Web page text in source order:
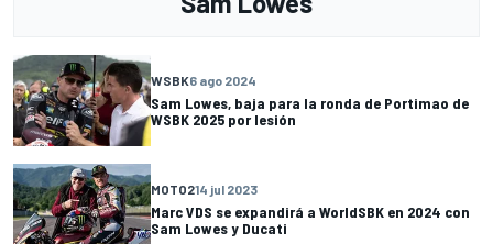
WSBK6 ago 2024
Sam Lowes, baja para la ronda de Portimao de
WSBK 2025 por lesión
MOTO214 jul 2023
Marc VDS se expandirá a WorldSBK en 2024 con
Sam Lowes y Ducati